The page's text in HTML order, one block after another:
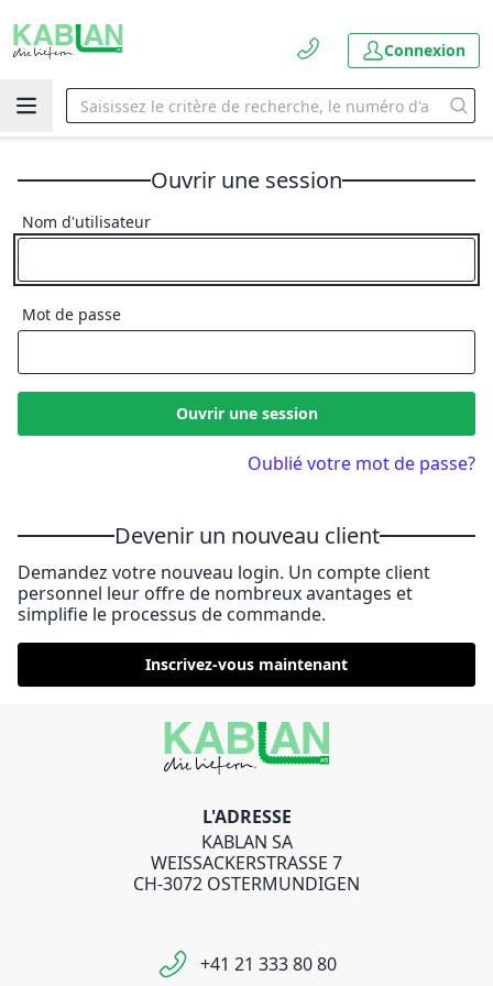
Connexion
Ouvrir une session
Nom d'utilisateur
Mot de passe
Ouvrir une session
Oublié votre mot de passe?
Devenir un nouveau client
Demandez votre nouveau login. Un compte client
personnel leur offre de nombreux avantages et
simplifie le processus de commande.
Inscrivez-vous maintenant
L'ADRESSE
KABLAN SA
WEISSACKERSTRASSE 7
CH-3072 OSTERMUNDIGEN
+41 21 333 80 80